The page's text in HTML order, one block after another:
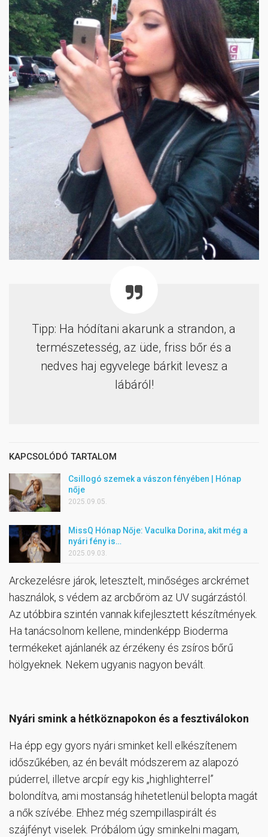
Tipp: Ha hódítani akarunk a strandon, a
természetesség, az üde, friss bőr és a
nedves haj egyvelege bárkit levesz a
lábáról!
KAPCSOLÓDÓ TARTALOM
Csillogó szemek a vászon fényében | Hónap
nője
2025.09.05.
MissQ Hónap Nője: Vaculka Dorina, akit még a
nyári fény is…
2025.09.03.
Arckezelésre járok, letesztelt, minőséges arckrémet
használok, s védem az arcbőröm az UV sugárzástól.
Az utóbbira szintén vannak kifejlesztett készítmények.
Ha tanácsolnom kellene, mindenképp Bioderma
termékeket ajánlanék az érzékeny és zsíros bőrű
hölgyeknek. Nekem ugyanis nagyon bevált.
Nyári smink a hétköznapokon és a fesztiválokon
Ha épp egy gyors nyári sminket kell elkészítenem
időszűkében, az én bevált módszerem az alapozó
púderrel, illetve arcpír egy kis „highlighterrel”
bolondítva, ami mostanság hihetetlenül belopta magát
a nők szívébe. Ehhez még szempillaspirált és
szájfényt viselek. Próbálom úgy sminkelni magam,